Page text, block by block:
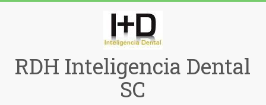
RDH Inteligencia Dental
SC